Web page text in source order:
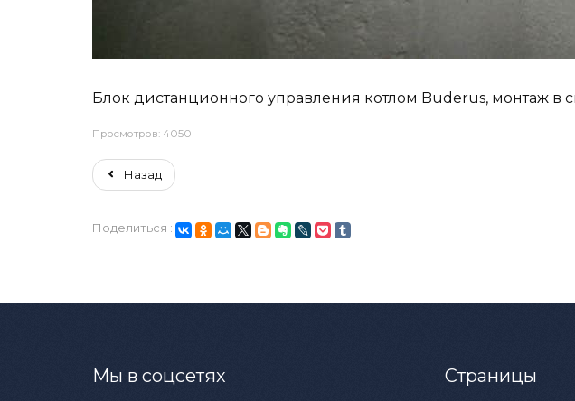
Блок дистанционного управления котлом Buderus, монтаж в
Просмотров: 4050
Назад
Поделиться :
Мы в соцсетях Страницы